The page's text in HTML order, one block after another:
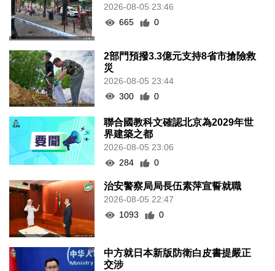
2026-08-05 23:46
665
0
2部門預撥3.3億元支持8省市搶險救
災
2026-08-05 23:44
300
0
聯合國教科文確認北京為2029年世
界建築之都
2026-08-05 23:06
284
0
治安警察局局長伍素萍宣誓就職
2026-08-05 22:47
1093
0
中方就日本新版防衛白皮書提嚴正
交涉